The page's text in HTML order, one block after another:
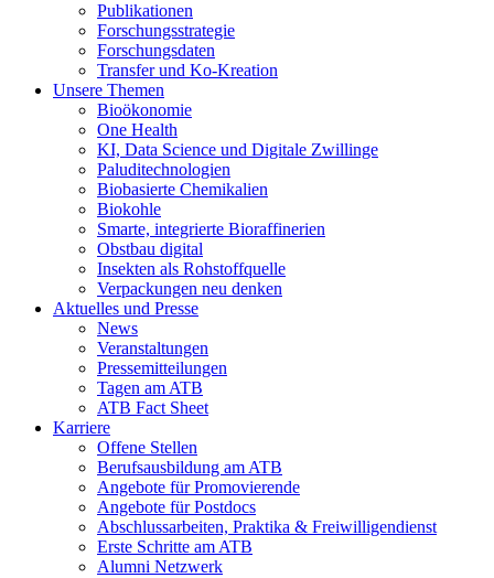
Publikationen
Forschungsstrategie
Forschungsdaten
Transfer und Ko-Kreation
Unsere Themen
Bioökonomie
One Health
KI, Data Science und Digitale Zwillinge
Paluditechnologien
Biobasierte Chemikalien
Biokohle
Smarte, integrierte Bioraffinerien
Obstbau digital
Insekten als Rohstoffquelle
Verpackungen neu denken
Aktuelles und Presse
News
Veranstaltungen
Pressemitteilungen
Tagen am ATB
ATB Fact Sheet
Karriere
Offene Stellen
Berufsausbildung am ATB
Angebote für Promovierende
Angebote für Postdocs
Abschlussarbeiten, Praktika & Freiwilligendienst
Erste Schritte am ATB
Alumni Netzwerk